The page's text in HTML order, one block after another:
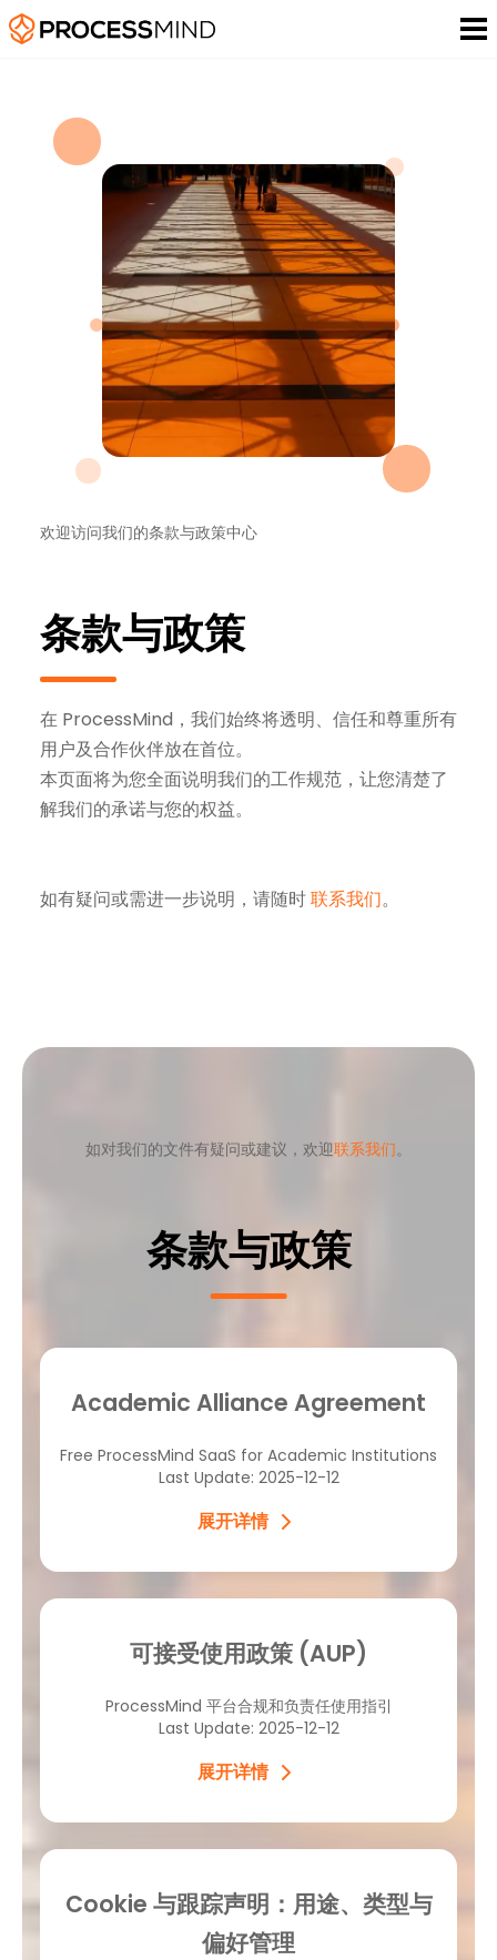
欢迎访问我们的条款与政策中心
条款与政策
在 ProcessMind，我们始终将透明、信任和尊重所有
用户及合作伙伴放在首位。
本页面将为您全面说明我们的工作规范，让您清楚了
解我们的承诺与您的权益。
如有疑问或需进一步说明，请随时联系我们。
如对我们的文件有疑问或建议，欢迎联系我们。
条款与政策
Academic Alliance Agreement
Free ProcessMind SaaS for Academic Institutions
Last Update: 2025-12-12
展开详情
可接受使用政策 (AUP)
ProcessMind 平台合规和负责任使用指引
Last Update: 2025-12-12
展开详情
Cookie 与跟踪声明：用途、类型与
偏好管理